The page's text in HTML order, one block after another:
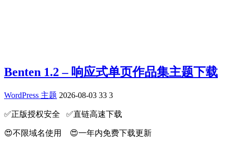
Benten 1.2 – 响应式单页作品集主题下载
WordPress 主题 2026-08-03 33 3
✅️正版授权安全 ✅️直链高速下载
😍不限域名使用 😍一年内免费下载更新